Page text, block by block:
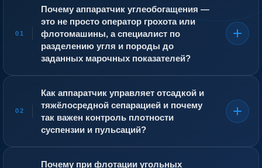
01
Почему аппаратчик углеобогащения —
это не просто оператор грохота или
флотомашины, а специалист по
разделению угля и породы до
заданных марочных показателей?
породу, серный колчедан, глинистые частицы и влагу.
Его зольность может достигать 40–50 %, тогда как
товарный концентрат требует зольности от 5 до 15 %.
Аппаратчик управляет гравитационными и
флотационными процессами, в которых по крупицам
в плотности, гидрофобности или смачиваемости. Он
02
Как аппаратчик управляет отсадкой и
тяжёлосредной сепарацией и почему
так важен контроль плотности
суспензии и пульсаций?
пульсирующем водном потоке: тяжёлые частицы
Почему при флотации угольных